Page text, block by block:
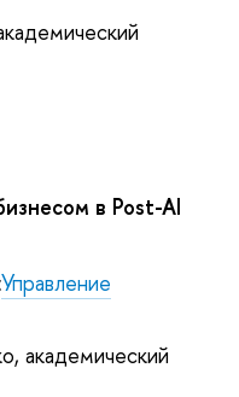
в Post-AI
Управление
академический